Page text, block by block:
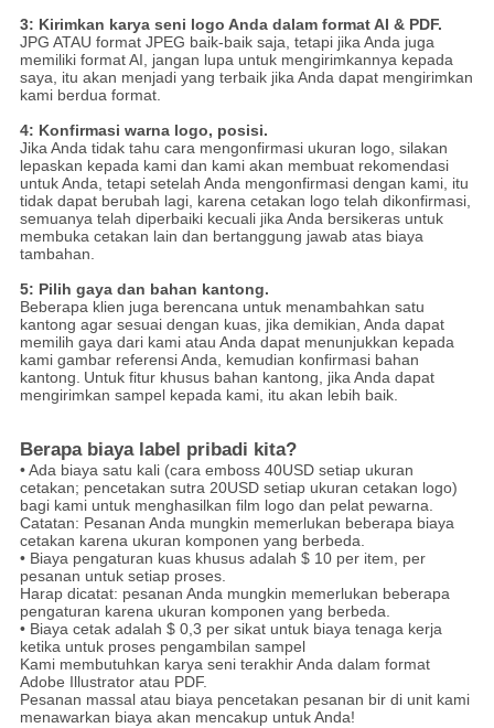
3: Kirimkan karya seni logo Anda dalam format AI & PDF.
JPG ATAU format JPEG baik-baik saja, tetapi jika Anda juga
memiliki format AI, jangan lupa untuk mengirimkannya kepada
saya, itu akan menjadi yang terbaik jika Anda dapat mengirimkan
kami berdua format.
4: Konfirmasi warna logo, posisi.
Jika Anda tidak tahu cara mengonfirmasi ukuran logo, silakan
lepaskan kepada kami dan kami akan membuat rekomendasi
untuk Anda, tetapi setelah Anda mengonfirmasi dengan kami, itu
tidak dapat berubah lagi, karena cetakan logo telah dikonfirmasi,
semuanya telah diperbaiki kecuali jika Anda bersikeras untuk
membuka cetakan lain dan bertanggung jawab atas biaya
tambahan.
5: Pilih gaya dan bahan kantong.
Beberapa klien juga berencana untuk menambahkan satu
kantong agar sesuai dengan kuas, jika demikian, Anda dapat
memilih gaya dari kami atau Anda dapat menunjukkan kepada
kami gambar referensi Anda, kemudian konfirmasi bahan
kantong. Untuk fitur khusus bahan kantong, jika Anda dapat
mengirimkan sampel kepada kami, itu akan lebih baik.
Berapa biaya label pribadi kita?
• Ada biaya satu kali (cara emboss 40USD setiap ukuran
cetakan; pencetakan sutra 20USD setiap ukuran cetakan logo)
bagi kami untuk menghasilkan film logo dan pelat pewarna.
Catatan: Pesanan Anda mungkin memerlukan beberapa biaya
cetakan karena ukuran komponen yang berbeda.
• Biaya pengaturan kuas khusus adalah $ 10 per item, per
pesanan untuk setiap proses.
Harap dicatat: pesanan Anda mungkin memerlukan beberapa
pengaturan karena ukuran komponen yang berbeda.
• Biaya cetak adalah $ 0,3 per sikat untuk biaya tenaga kerja
ketika untuk proses pengambilan sampel
Kami membutuhkan karya seni terakhir Anda dalam format
Adobe Illustrator atau PDF.
Pesanan massal atau biaya pencetakan pesanan bir di unit kami
menawarkan biaya akan mencakup untuk Anda!